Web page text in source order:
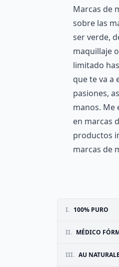
Marcas de
sobre las
ser verde,
maquillaje
limitado
que te va a
pasiones,
manos. Me
en marcas
productos
marcas de
I. 100% PURO
II. MÉDICO
III. AU NATURALE